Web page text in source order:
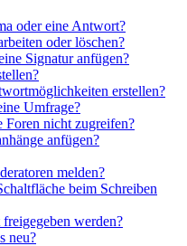
oder eine Antwort?
oder löschen?
Signatur anfügen?
erstellen?
Umfrage?
Foren nicht zugreifen?
anfügen?
melden?
beim Schreiben
werden?
neu?